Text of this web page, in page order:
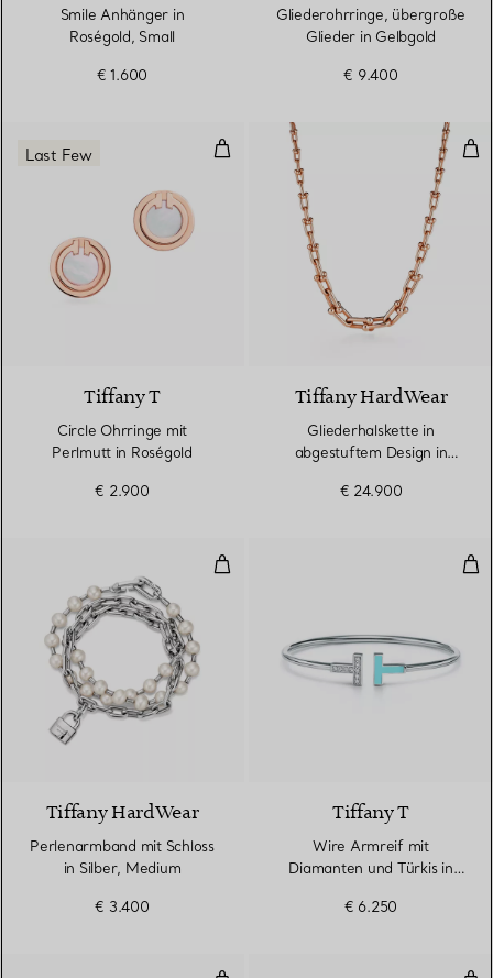
Smile Anhänger in
Roségold, Small
€ 1.600
Gliederohrringe, übergroße
Glieder in Gelbgold
€ 9.400
Circle Ohrringe mit Perlmutt in
3 Materialien
Last Few
Tiffany T
Circle Ohrringe mit
Perlmutt in Roségold
€ 2.900
Tiffany HardWear
Gliederhalskette in
abgestuftem Design in
€ 24.900
Perlenarmband mit Schloss in
Tiffany HardWear
Perlenarmband mit Schloss
in Silber, Medium
€ 3.400
Tiffany T
Wire Armreif mit
Diamanten und Türkis in
€ 6.250